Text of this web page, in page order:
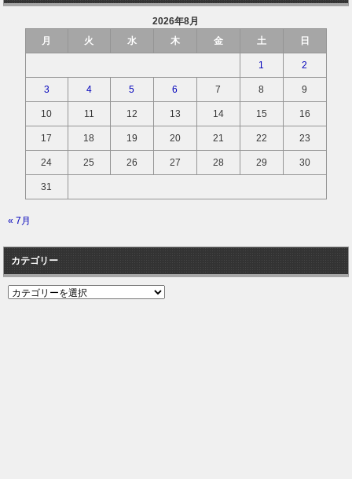
2026年8月
月
火 水 木 金 土 日
1 2
3 4 5 6 7 8 9
10 11 12 13 14 15 16
17 18 19 20 21 22 23
24 25 26 27 28 29 30
31
« 7月
カテゴリー
カ